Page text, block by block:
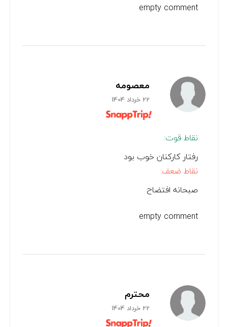
empty comment
معصومه
22 خرداد 1404
نقاط قوت:
رفتار کارکنان خوب بود
نقاط ضعف:
صبحانه افتضاح
empty comment
محترم
22 خرداد 1404